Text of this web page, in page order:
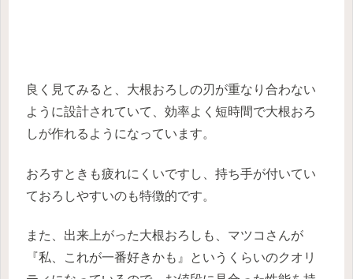
良く見てみると、大根おろしの刃が重なり合わない
ように設計されていて、効率よく短時間で大根おろ
しが作れるようになっています。
おろすときも疲れにくいですし、持ち手が付いてい
ておろしやすいのも特徴的です。
また、出来上がった大根おろしも、マツコさんが
『私、これが一番好きかも』というくらいのクオリ